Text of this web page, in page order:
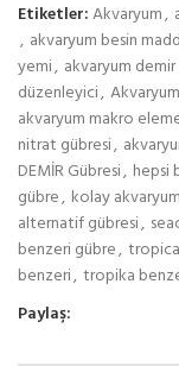
Etiketler:Akvaryum,
, akvaryum besin
yemi, akvaryum
düzenleyici,
akvaryum makro
nitrat gübresi,
DEMİR Gübresi, hepsi
gübre, kolay
alternatif gübresi,
benzeri gübre,
benzeri, tropika
Paylaş: